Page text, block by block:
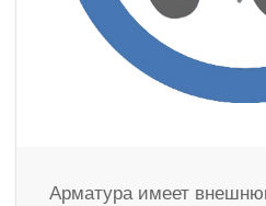
Арматура имеет